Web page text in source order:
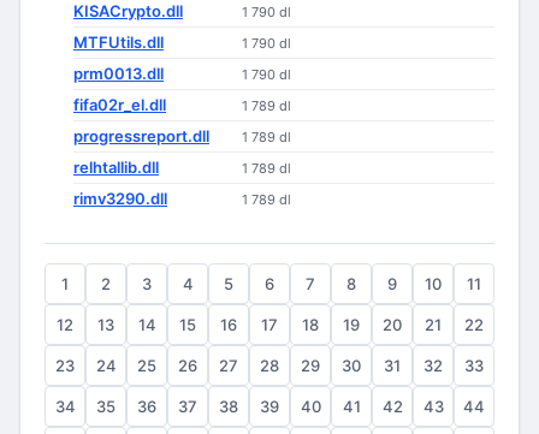
KISACrypto.dll 1 790 dl
MTFUtils.dll 1 790 dl
prm0013.dll 1 790 dl
fifa02r_el.dll 1 789 dl
progressreport.dll 1 789 dl
relhtallib.dll 1 789 dl
rimv3290.dll 1 789 dl
1 2 3 4 5 6 7 8 9 10 11
12 13 14 15 16 17 18 19 20 21 22
23 24 25 26 27 28 29 30 31 32 33
34 35 36 37 38 39 40 41 42 43 44